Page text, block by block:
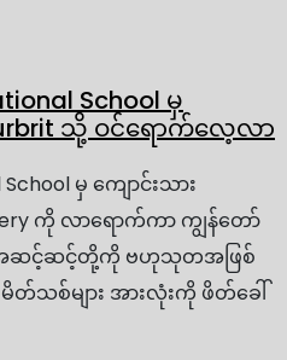
School မှ
သို့ ဝင်ရောက်လေ့လာ
မှ ကျောင်းသား
ကို လာရောက်ကာ ကျွန်တော်
အဆင့်ဆင့်တို့ကို ဗဟုသုတအဖြစ်
သစ်များ အားလုံးကို ဖိတ်ခေါ်